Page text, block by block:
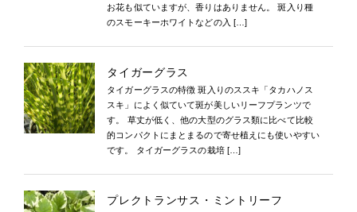
お花も似ていますが、香りはありません。 斑入り種
のスモーキーホワイトなどの入 […]
タイガーグラス
タイガーグラスの特徴 斑入りのススキ「タカハノス
スキ」によく似ていて斑が美しいリーフプランツで
す。 草丈が低く、他の大型のグラス類に比べて比較
的コンパクトにまとまるので寄せ植えにも使いやすい
です。 タイガーグラスの栽培 […]
プレクトランサス・ミントリーフ